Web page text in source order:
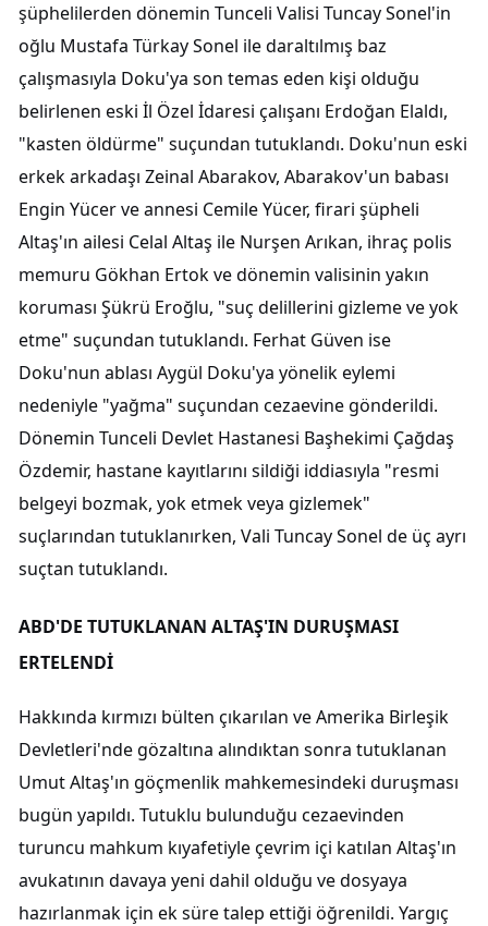
şüphelilerden dönemin Tunceli Valisi Tuncay Sonel'in
oğlu Mustafa Türkay Sonel ile daraltılmış baz
çalışmasıyla Doku'ya son temas eden kişi olduğu
belirlenen eski İl Özel İdaresi çalışanı Erdoğan Elaldı,
"kasten öldürme" suçundan tutuklandı. Doku'nun eski
erkek arkadaşı Zeinal Abarakov, Abarakov'un babası
Engin Yücer ve annesi Cemile Yücer, firari şüpheli
Altaş'ın ailesi Celal Altaş ile Nurşen Arıkan, ihraç polis
memuru Gökhan Ertok ve dönemin valisinin yakın
koruması Şükrü Eroğlu, "suç delillerini gizleme ve yok
etme" suçundan tutuklandı. Ferhat Güven ise
Doku'nun ablası Aygül Doku'ya yönelik eylemi
nedeniyle "yağma" suçundan cezaevine gönderildi.
Dönemin Tunceli Devlet Hastanesi Başhekimi Çağdaş
Özdemir, hastane kayıtlarını sildiği iddiasıyla "resmi
belgeyi bozmak, yok etmek veya gizlemek"
suçlarından tutuklanırken, Vali Tuncay Sonel de üç ayrı
suçtan tutuklandı.
ABD'DE TUTUKLANAN ALTAŞ'IN DURUŞMASI
ERTELENDİ
Hakkında kırmızı bülten çıkarılan ve Amerika Birleşik
Devletleri'nde gözaltına alındıktan sonra tutuklanan
Umut Altaş'ın göçmenlik mahkemesindeki duruşması
bugün yapıldı. Tutuklu bulunduğu cezaevinden
turuncu mahkum kıyafetiyle çevrim içi katılan Altaş'ın
avukatının davaya yeni dahil olduğu ve dosyaya
hazırlanmak için ek süre talep ettiği öğrenildi. Yargıç